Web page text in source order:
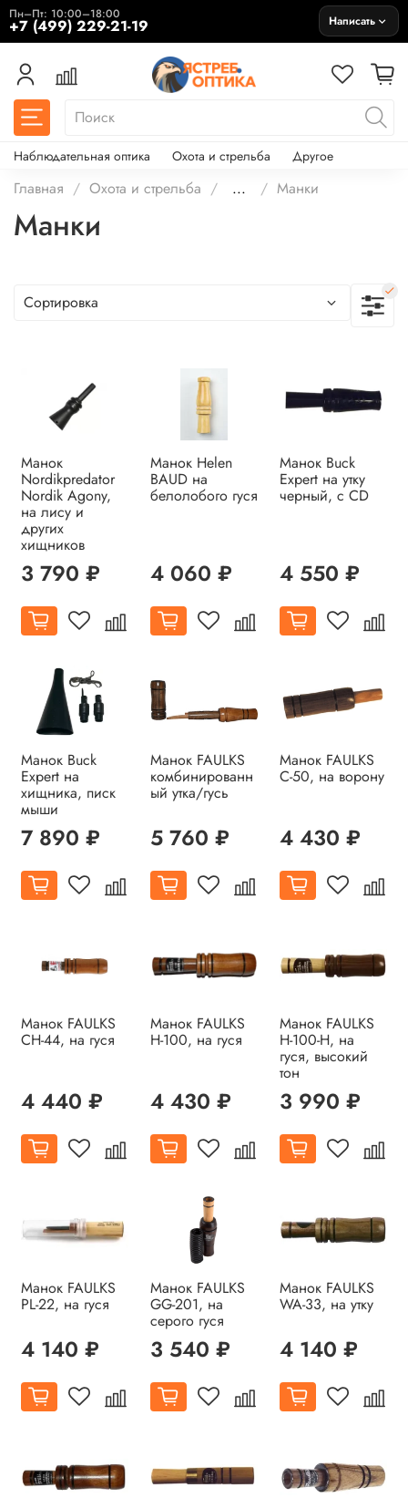
Пн–Пт: 10:00–18:00
+7 (499) 229-21-19 Написать
Наблюдательная оптика Охота и стрельба Другое
Главная Охота и стрельба ... Манки
Манки
Манок
Nordikpredator
Nordik Agony,
на лису и
других
хищников
3 790 ₽
Манок Helen
BAUD на
белолобого гуся
4 060 ₽
Манок Buck
Expert на утку
черный, с CD
4 550 ₽
Манок Buck
Expert на
хищника, писк
мыши
7 890 ₽
Манок FAULKS
комбинированн
ый утка/гусь
5 760 ₽
Манок FAULKS
С-50, на ворону
4 430 ₽
Манок FAULKS
CH-44, на гуся
4 440 ₽
Манок FAULKS
H-100, на гуся
4 430 ₽
Манок FAULKS
H-100-H, на
гуся, высокий
тон
3 990 ₽
Манок FAULKS
PL-22, на гуся
4 140 ₽
Манок FAULKS
GG-201, на
серого гуся
3 540 ₽
Манок FAULKS
WA-33, на утку
4 140 ₽